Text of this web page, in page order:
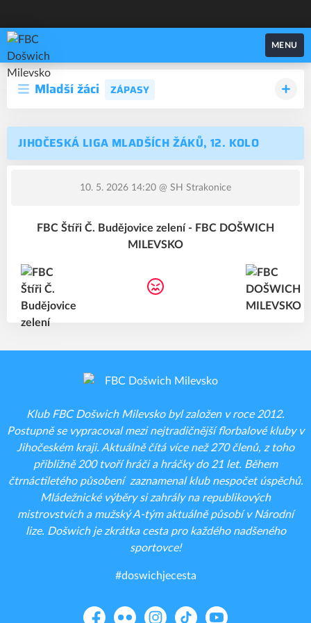
FBC Došwich Milevsko
MENU
Mladší žáci ZÁPASY
JIHOČESKÁ LIGA MLADŠÍCH ŽÁKŮ, 12. KOLO
10. 5. 2026 14:20 @ SH Strakonice
FBC Štíři Č. Budějovice zelení - FBC DOŠWICH
MILEVSKO
Klub FBC Došwich Milevsko byl založen v roce 2012.
Postupně se vypracoval mezi nejtradičnější florbalové kluby v
Jihočeském kraji. Aktuálně čítá více než 270 členů, z toho
přibližně 200 tvoří hráči a hráčky do 21 let. Během
čtrnáctiletého působení zaznamenal klub nespočet úspěchů.
Mládežnické výběry si zahrály na republikových
mistrovstvích a mužský A-tým aktuálně působí v Národní
lize. Došwich je zkrátka cesta pro každého nadšeného
sportovce!
#doswichjecesta